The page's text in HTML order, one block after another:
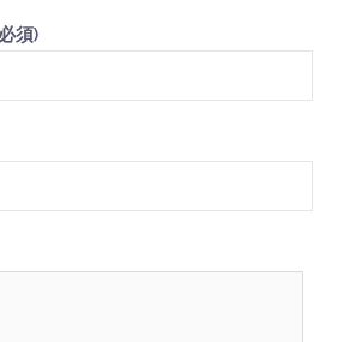
須)